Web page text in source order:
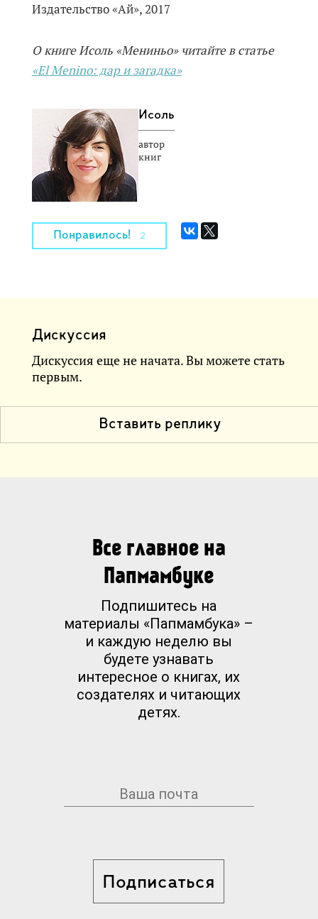
Издательство «Ай», 2017
О книге Исоль «Мениньо» читайте в статье
«El Menino: дар и загадка»
Исоль
автор
книг
Понравилось! 2
Дискуссия
Дискуссия еще не начата. Вы можете стать
первым.
Вставить реплику
Все главное на
Папмамбуке
Подпишитесь на
материалы «Папмамбука» –
и каждую неделю вы
будете узнавать
интересное о книгах, их
создателях и читающих
детях.
Подписаться